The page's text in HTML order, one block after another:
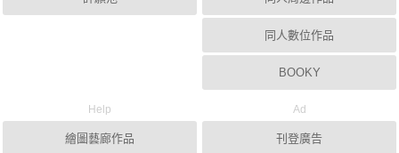
同人數位作品
BOOKY
Help
繪圖藝廊作品
Ad
刊登廣告